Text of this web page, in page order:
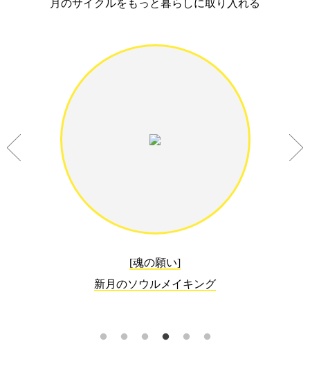
月のサイクルをもっと暮らしに取り入れる
[魂の願い]
新月のソウルメイキング